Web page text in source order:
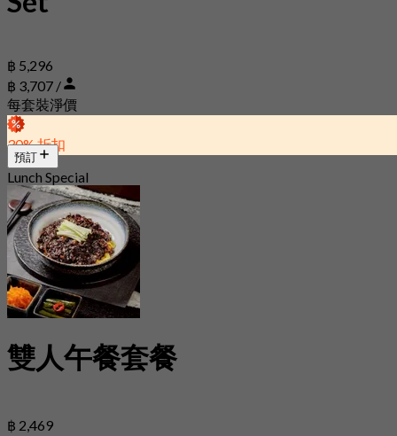
฿ 5,296
฿ 3,707 /
每套裝淨價
30% 折扣
預訂
Lunch Special
雙人午餐套餐
฿ 2,469